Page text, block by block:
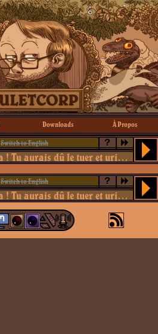
Downloads À Propos
Switch to English ?
«Tu es un mâle alpha ! Tu aurais dû le tuer et uriner sur son corps !»
Switch to English ?
«Tu es un mâle alpha ! Tu aurais dû le tuer et uriner sur son corps !»